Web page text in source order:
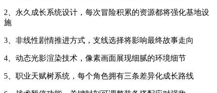
2、永久成长系统设计，每次冒险积累的资源都将强化基地设
施
3、非线性剧情推进方式，支线选择将影响最终故事走向
4、动态光影渲染技术，像素画面展现细腻的环境细节
5、职业天赋树系统，每个角色拥有三条差异化成长路线